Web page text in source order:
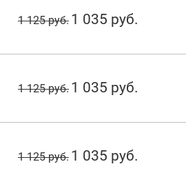
1 125 руб. 1 035 руб.
1 125 руб. 1 035 руб.
1 125 руб. 1 035 руб.